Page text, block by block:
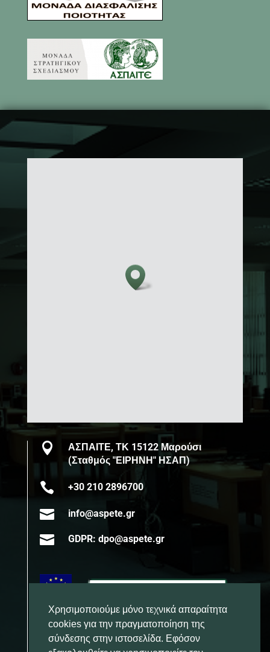

ΑΣΠΑΙΤΕ, ΤΚ 15122 Μαρούσι
(Σταθμός "ΕΙΡΗΝΗ" ΗΣΑΠ)
 +30 210 2896700
 info@aspete.gr
 GDPR: dpo@aspete.gr
Χρησιμοποιούμε μόνο τεχνικά απαραίτητα
cookies για την πραγματοποίηση της
σύνδεσης στην ιστοσελίδα. Εφόσον